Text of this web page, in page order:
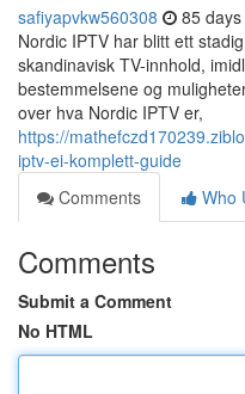
safiyapvkw560308 85
Nordic IPTV har blitt ett
skandinavisk TV-innhold,
bestemmelsene og
over hva Nordic IPTV er,
https://
iptv-ei-komplett-guide
Comments
Who
Comments
Submit a Comment
No HTML